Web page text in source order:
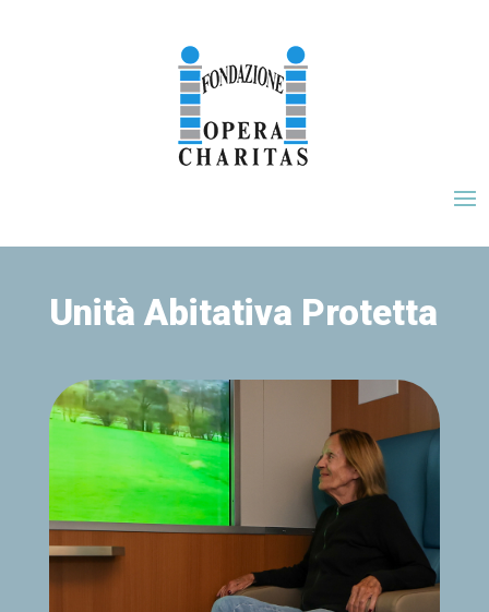
Unità Abitativa Protetta